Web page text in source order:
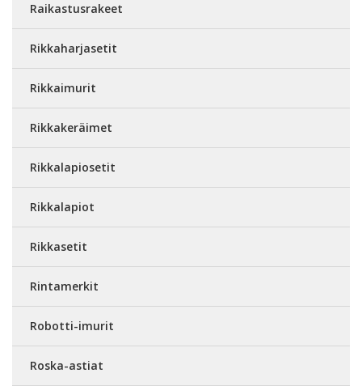
Raikastusrakeet
Rikkaharjasetit
Rikkaimurit
Rikkakeräimet
Rikkalapiosetit
Rikkalapiot
Rikkasetit
Rintamerkit
Robotti-imurit
Roska-astiat